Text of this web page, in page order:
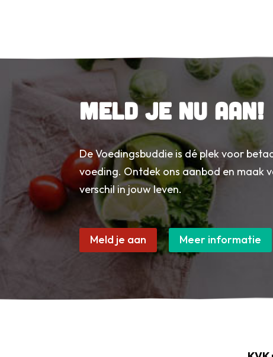
Meld je nu aan!
De Voedingsbuddie is dé plek voor
voeding. Ontdek ons aanbod en maak
verschil in jouw leven.
Meld je aan Meer informatie